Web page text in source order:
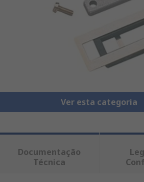
Ver esta categoria
Documentação
Técnica